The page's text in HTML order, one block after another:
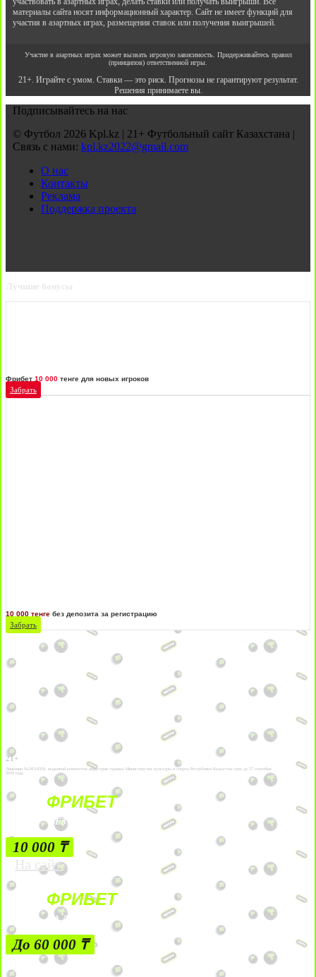
материалы сайта носят информационный характер. Сайт не имеет функций для
участия в азартных играх, размещения ставок или получения выигрышей.
Участие в азартных играх может вызвать игровую зависимость. Придерживайтесь правил
(принципов) ответственной игры.
21+. Играйте с умом. Ставки — это риск. Прогнозы не гарантируют результат.
Решения принимаете вы.
Подписывайтесь на нас
© Футбол 2026 Kpl.kz | 21+ Футбольный сайт Казахстана |
Связь с нами: kpl.kz2022@gmail.com
О нас
Контакты
Реклама
Поддержка проекта
Лучшие бонусы
Фрибет 10 000 тенге для новых игроков
Забрать
10 000 тенге без депозита за регистрацию
Забрать
21+
Лицензии №24514359, выданной комитетом индустрии туризма Министерства культуры и спорта Республики Казахстан срок до 27 сентября
2034 года.
ФРИБЕТ
БЕЗ УСЛОВИЙ
10 000 ₸
На сайт
ФРИБЕТ
ЗА ДЕПОЗИТЫ
До 60 000 ₸